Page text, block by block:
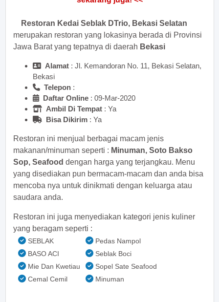
Restoran Kedai Seblak DTrio, Bekasi Selatan
merupakan restoran yang lokasinya berada di Provinsi
Jawa Barat yang tepatnya di daerah Bekasi
Alamat : Jl. Kemandoran No. 11, Bekasi Selatan,
Bekasi
Telepon :
Daftar Online : 09-Mar-2020
Ambil Di Tempat : Ya
Bisa Dikirim : Ya
Restoran ini menjual berbagai macam jenis
makanan/minuman seperti : Minuman, Soto Bakso
Sop, Seafood dengan harga yang terjangkau. Menu
yang disediakan pun bermacam-macam dan anda bisa
mencoba nya untuk dinikmati dengan keluarga atau
saudara anda.
Restoran ini juga menyediakan kategori jenis kuliner
yang beragam seperti :
SEBLAK
Pedas Nampol
BASO ACI
Seblak Boci
Mie Dan Kwetiau
Sopel Sate Seafood
Cemal Cemil
Minuman